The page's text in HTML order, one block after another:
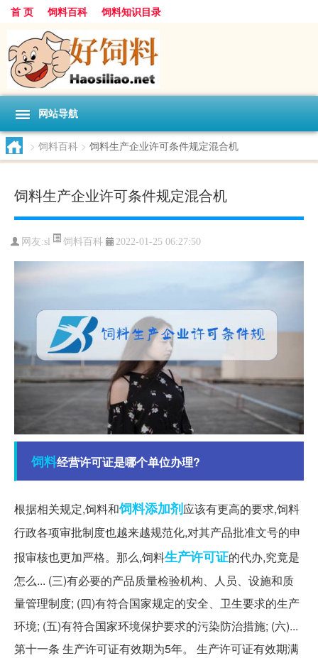
首 页 饲料百科 饲料知识目录
网站导航
> 饲料百科 > 饲料生产企业许可条件规定混合机
饲料生产企业许可条件规定混合机
网友:sl 饲料百科 2022-01-25 06:27:50
饲料经营许可证是哪个单位办理?
根据相关规定,饲料和饲料添加剂应该有更高的要求,饲料
行政各项审批制度也越来越规范化,对其产品批准文号的申
报审核也更加严格。那么,饲料生产许可证的代办,究竟是
怎么... (三)有必要的产品质量检验机构、人员、设施和质
量管理制度; (四)有符合国家规定的安全、卫生要求的生产
环境; (五)有符合国家环境保护要求的污染防治措施; (六)...
第十一条 生产许可证有效期为5年。 生产许可证有效期满